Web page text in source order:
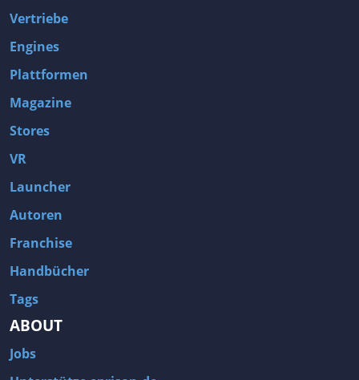
Vertriebe
Engines
Plattformen
Magazine
Stores
VR
Launcher
Autoren
Franchise
Handbücher
Tags
ABOUT
Jobs